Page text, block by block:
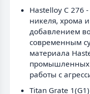
Hastelloy C 276
никеля, хрома
добавлением
современным
материала
промышленных
работы с
Titan Grate